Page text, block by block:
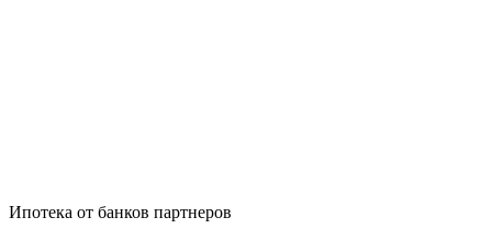
Ипотека от банков партнеров